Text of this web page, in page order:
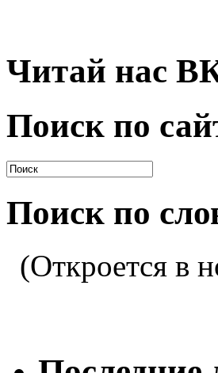
Читай нас
Поиск по
Поиск по
(Откроется в